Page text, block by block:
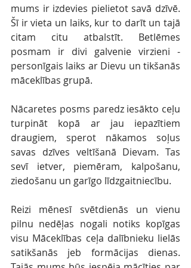
mums ir izdevies pielietot savā dzīvē.
Šī ir vieta un laiks, kur to darīt un tajā
citam citu atbalstīt. Betlēmes
posmam ir divi galvenie virzieni -
personīgais laiks ar Dievu un tikšanās
māceklības grupā.
Nācaretes posms paredz iesākto ceļu
turpināt kopā ar jau iepazītiem
draugiem, sperot nākamos soļus
savas dzīves veltīšanā Dievam. Tas
sevī ietver, piemēram, kalpošanu,
ziedošanu un garīgo līdzgaitniecību.
Reizi mēnesī svētdienās un vienu
pilnu nedēļas nogali notiks kopīgas
visu Māceklības ceļa dalībnieku lielās
satikšanās jeb formācijas dienas.